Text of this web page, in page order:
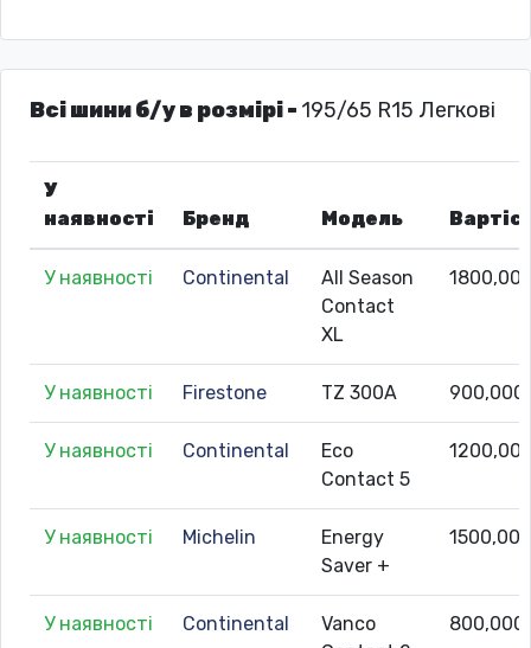
Всі шини б/у в розмірі - 195/65 R15 Легкові
У
наявності
Бренд Модель
У наявності Continental
All Season
Contact
XL
У наявності Firestone TZ 300A 900,000
У наявності Continental
Eco
Contact 5
У наявності Michelin
Energy
Saver +
1500,000
У наявності Continental
Vanco
800,000